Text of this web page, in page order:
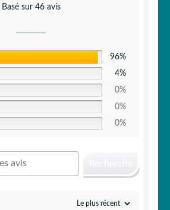
Basé sur 46 avis
96%
4%
0%
0%
0%